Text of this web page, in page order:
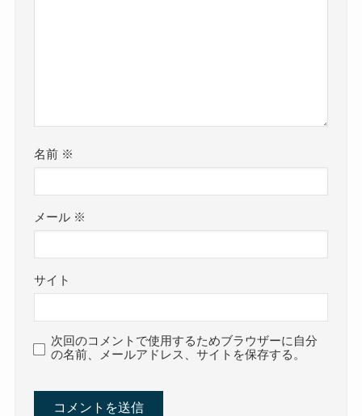
名前 ※
メール ※
サイト
次回のコメントで使用するためブラウザーに自分
の名前、メールアドレス、サイトを保存する。